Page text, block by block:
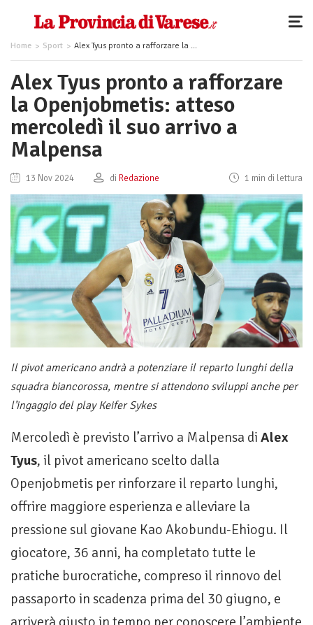
Home Sport Alex Tyus pronto a rafforzare la Openjobmetis: atteso mercoledì il suo arrivo a Malpensa
Alex Tyus pronto a rafforzare
la Openjobmetis: atteso
mercoledì il suo arrivo a
Malpensa
13 Nov 2024 di Redazione 1 min di lettura
Il pivot americano andrà a potenziare il reparto lunghi della
squadra biancorossa, mentre si attendono sviluppi anche per
l’ingaggio del play Keifer Sykes
Mercoledì è previsto l’arrivo a Malpensa di Alex
Tyus, il pivot americano scelto dalla
Openjobmetis per rinforzare il reparto lunghi,
offrire maggiore esperienza e alleviare la
pressione sul giovane Kao Akobundu-Ehiogu. Il
giocatore, 36 anni, ha completato tutte le
pratiche burocratiche, compreso il rinnovo del
passaporto in scadenza prima del 30 giugno, e